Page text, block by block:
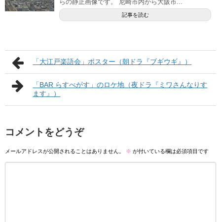
らの静止画像です。 尼崎市内から大阪市...
記事を読む
「大江戸楽語会」ポスター（朝ドラ『ブギウギ』）
「BAR らすべがす」のロケ地（夜ドラ『ミワさんなりす
ます』）
コメントをどうぞ
メールアドレスが公開されることはありません。 ※ が付いている欄は必須項目です